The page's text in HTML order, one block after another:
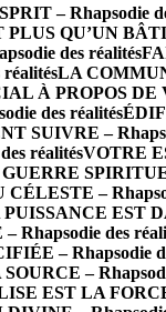
– Rhapsodie
PLUS QU’UN
des réalités
LA
À PROPOS DE
des réalités
SUIVRE –
réalitésVOTRE
–
EST
Rhapsodie des
– Rhapsodie
–
EST LA